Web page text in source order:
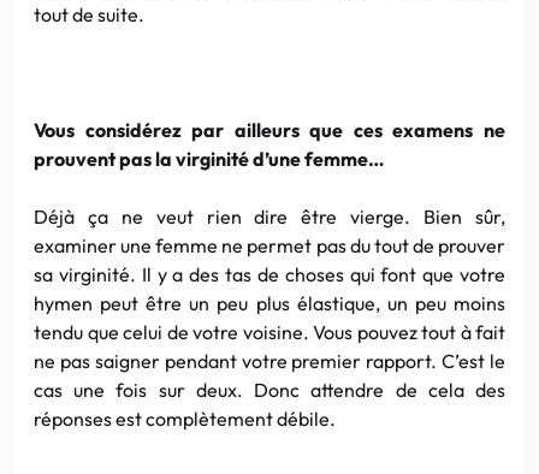
tout de suite.
Vous considérez par ailleurs que ces examens ne
prouvent pas la virginité d’une femme…
Déjà ça ne veut rien dire être vierge. Bien sûr,
examiner une femme ne permet pas du tout de prouver
sa virginité. Il y a des tas de choses qui font que votre
hymen peut être un peu plus élastique, un peu moins
tendu que celui de votre voisine. Vous pouvez tout à fait
ne pas saigner pendant votre premier rapport. C’est le
cas une fois sur deux. Donc attendre de cela des
réponses est complètement débile.